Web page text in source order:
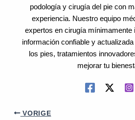
podología y cirugía del pie con
experiencia. Nuestro equipo
expertos en cirugía mínimamente
información confiable y
los pies, tratamientos
mejorar tu
VORIGE